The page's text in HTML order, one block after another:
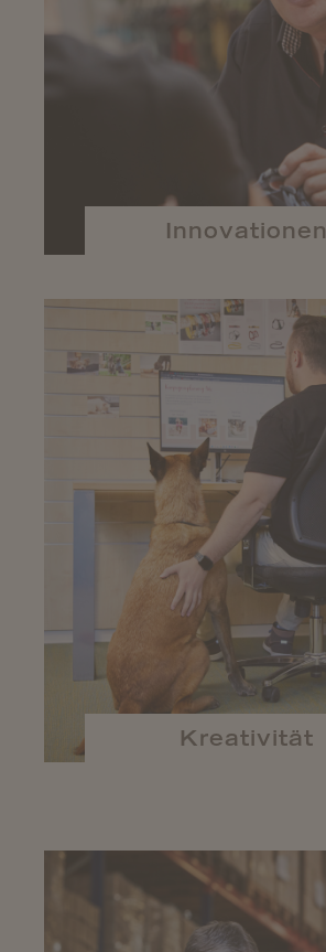
Innovationen
Kreativität